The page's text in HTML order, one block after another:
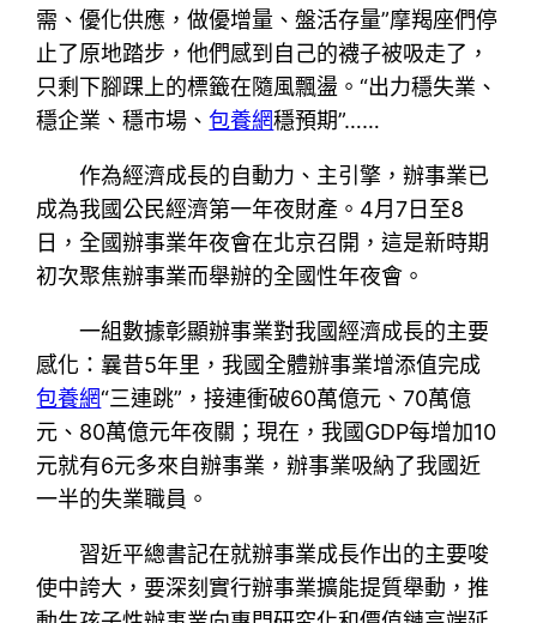
需、優化供應，做優增量、盤活存量”摩羯座們停
止了原地踏步，他們感到自己的襪子被吸走了，
只剩下腳踝上的標籤在隨風飄盪。“出力穩失業、
穩企業、穩市場、包養網穩預期”……
作為經濟成長的自動力、主引擎，辦事業已
成為我國公民經濟第一年夜財產。4月7日至8
日，全國辦事業年夜會在北京召開，這是新時期
初次聚焦辦事業而舉辦的全國性年夜會。
一組數據彰顯辦事業對我國經濟成長的主要
感化：曩昔5年里，我國全體辦事業增添值完成
包養網“三連跳”，接連衝破60萬億元、70萬億
元、80萬億元年夜關；現在，我國GDP每增加10
元就有6元多來自辦事業，辦事業吸納了我國近
一半的失業職員。
習近平總書記在就辦事業成長作出的主要唆
使中誇大，要深刻實行辦事業擴能提質舉動，推